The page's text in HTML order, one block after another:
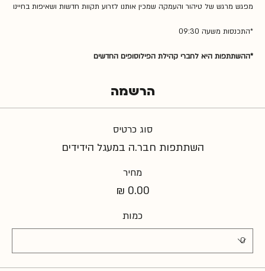
מפגש מרגש של טיהור והעמקה שמכין אותנו לזרוע תקוות חדשות ושאיפות בחיינו
*התכנסות משעה 09:30
*ההשתתפות היא לחברי קהילת הפילוסופים החדשים
הרשמה
סוג כרטיס
השתתפות חבר.ה במעגל הידידים
מחיר
כמות